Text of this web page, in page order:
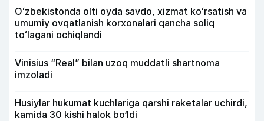
Oʻzbekistonda olti oyda savdo, xizmat koʻrsatish va
umumiy ovqatlanish korxonalari qancha soliq
toʻlagani ochiqlandi
Vinisius “Real” bilan uzoq muddatli shartnoma
imzoladi
Husiylar hukumat kuchlariga qarshi raketalar uchirdi,
kamida 30 kishi halok bo‘ldi